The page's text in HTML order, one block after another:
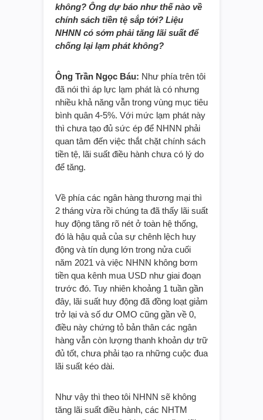
không? Ông dự báo như thế nào về
chính sách tiền tệ sắp tới? Liệu
NHNN có sớm phải tăng lãi suất để
chống lại lạm phát không?
Ông Trần Ngọc Báu: Như phía trên tôi
đã nói thì áp lực lạm phát là có nhưng
nhiều khả năng vẫn trong vùng mục tiêu
bình quân 4-5%. Với mức lạm phát này
thì chưa tạo đủ sức ép để NHNN phải
quan tâm đến việc thắt chặt chính sách
tiền tệ, lãi suất điều hành chưa có lý do
để tăng.
Về phía các ngân hàng thương mại thì
2 tháng vừa rồi chúng ta đã thấy lãi suất
huy động tăng rõ nét ở toàn hệ thống,
đó là hậu quả của sự chênh lệch huy
động và tín dụng lớn trong nửa cuối
năm 2021 và việc NHNN không bơm
tiền qua kênh mua USD như giai đoạn
trước đó. Tuy nhiên khoảng 1 tuần gần
đây, lãi suất huy động đã đồng loạt giảm
trở lại và số dư OMO cũng gần về 0,
điều này chứng tỏ bản thân các ngân
hàng vẫn còn lượng thanh khoản dự trữ
đủ tốt, chưa phải tạo ra những cuộc đua
lãi suất kéo dài.
Như vậy thì theo tôi NHNN sẽ không
tăng lãi suất điều hành, các NHTM